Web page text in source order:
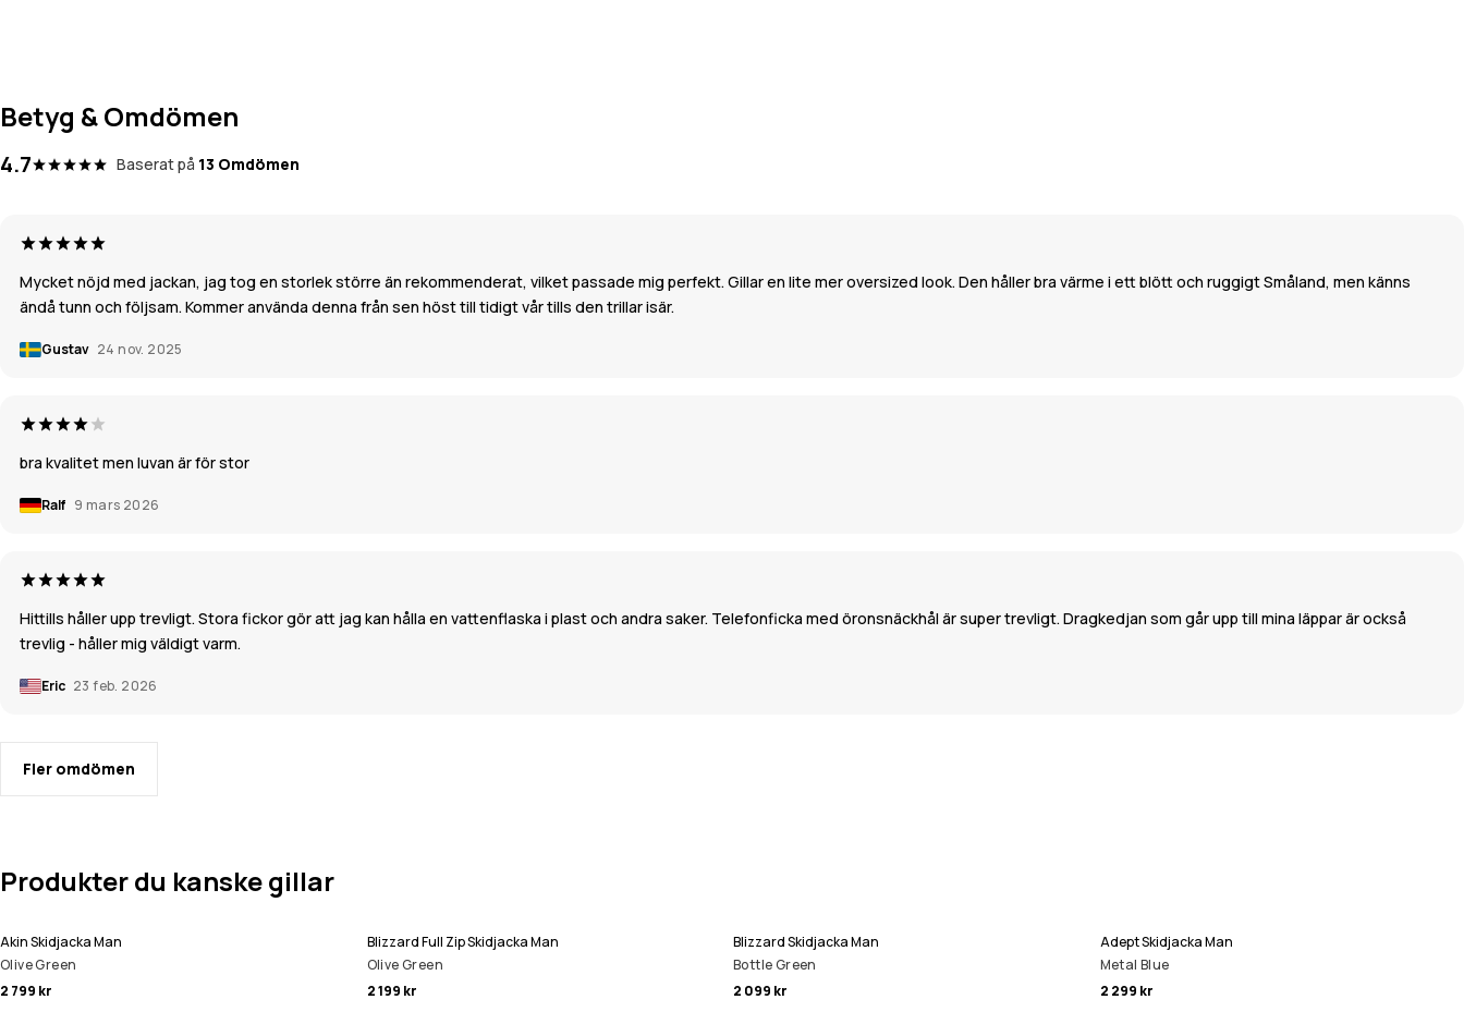
Betyg & Omdömen
4.7 Baserat på 13 Omdömen
Mycket nöjd med jackan, jag tog en storlek större än rekommenderat, vilket passade mig perfekt. Gillar en lite mer oversized look. Den håller bra värme i ett blött och ruggigt Småland, men känns
ändå tunn och följsam. Kommer använda denna från sen höst till tidigt vår tills den trillar isär.
Gustav 24 nov. 2025
bra kvalitet men luvan är för stor
Ralf 9 mars 2026
Hittills håller upp trevligt. Stora fickor gör att jag kan hålla en vattenflaska i plast och andra saker. Telefonficka med öronsnäckhål är super trevligt. Dragkedjan som går upp till mina läppar är också
trevlig - håller mig väldigt varm.
Eric 23 feb. 2026
Fler omdömen
Produkter du kanske gillar
Akin Skidjacka Man
Olive Green
2 799 kr
Blizzard Full Zip Skidjacka Man
Olive Green
2 199 kr
Blizzard Skidjacka Man
Bottle Green
2 099 kr
Adept Skidjacka Man
Metal Blue
2 299 kr